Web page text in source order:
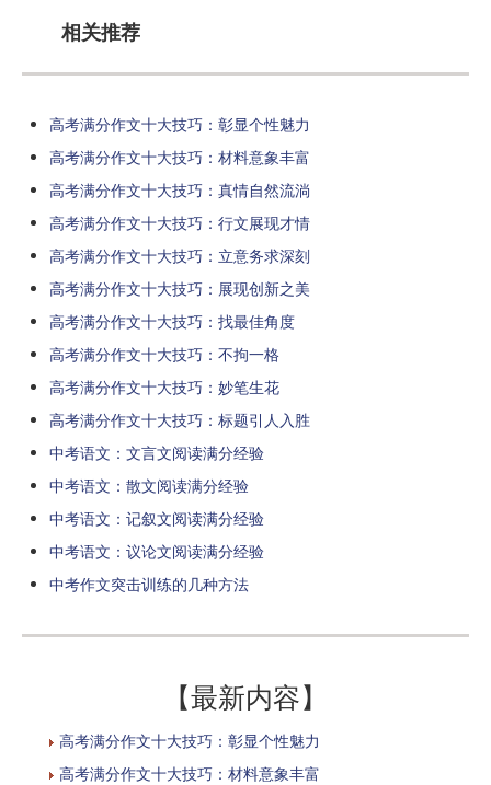
相关推荐
高考满分作文十大技巧：彰显个性魅力
高考满分作文十大技巧：材料意象丰富
高考满分作文十大技巧：真情自然流淌
高考满分作文十大技巧：行文展现才情
高考满分作文十大技巧：立意务求深刻
高考满分作文十大技巧：展现创新之美
高考满分作文十大技巧：找最佳角度
高考满分作文十大技巧：不拘一格
高考满分作文十大技巧：妙笔生花
高考满分作文十大技巧：标题引人入胜
中考语文：文言文阅读满分经验
中考语文：散文阅读满分经验
中考语文：记叙文阅读满分经验
中考语文：议论文阅读满分经验
中考作文突击训练的几种方法
【最新内容】
高考满分作文十大技巧：彰显个性魅力
高考满分作文十大技巧：材料意象丰富